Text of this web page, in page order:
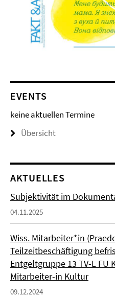
EVENTS
keine aktuellen Termine
Übersicht
AKTUELLES
Subjektivität im
04.11.2025
Wiss. Mitarbeiter*in
Teilzeitbeschäftigung
Entgeltgruppe 13 TV-L FU
Mitarbeiter-in Kultur
09.12.2024